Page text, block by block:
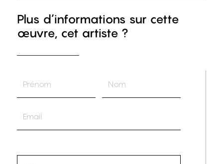
Plus d’informations sur cette
œuvre, cet artiste ?